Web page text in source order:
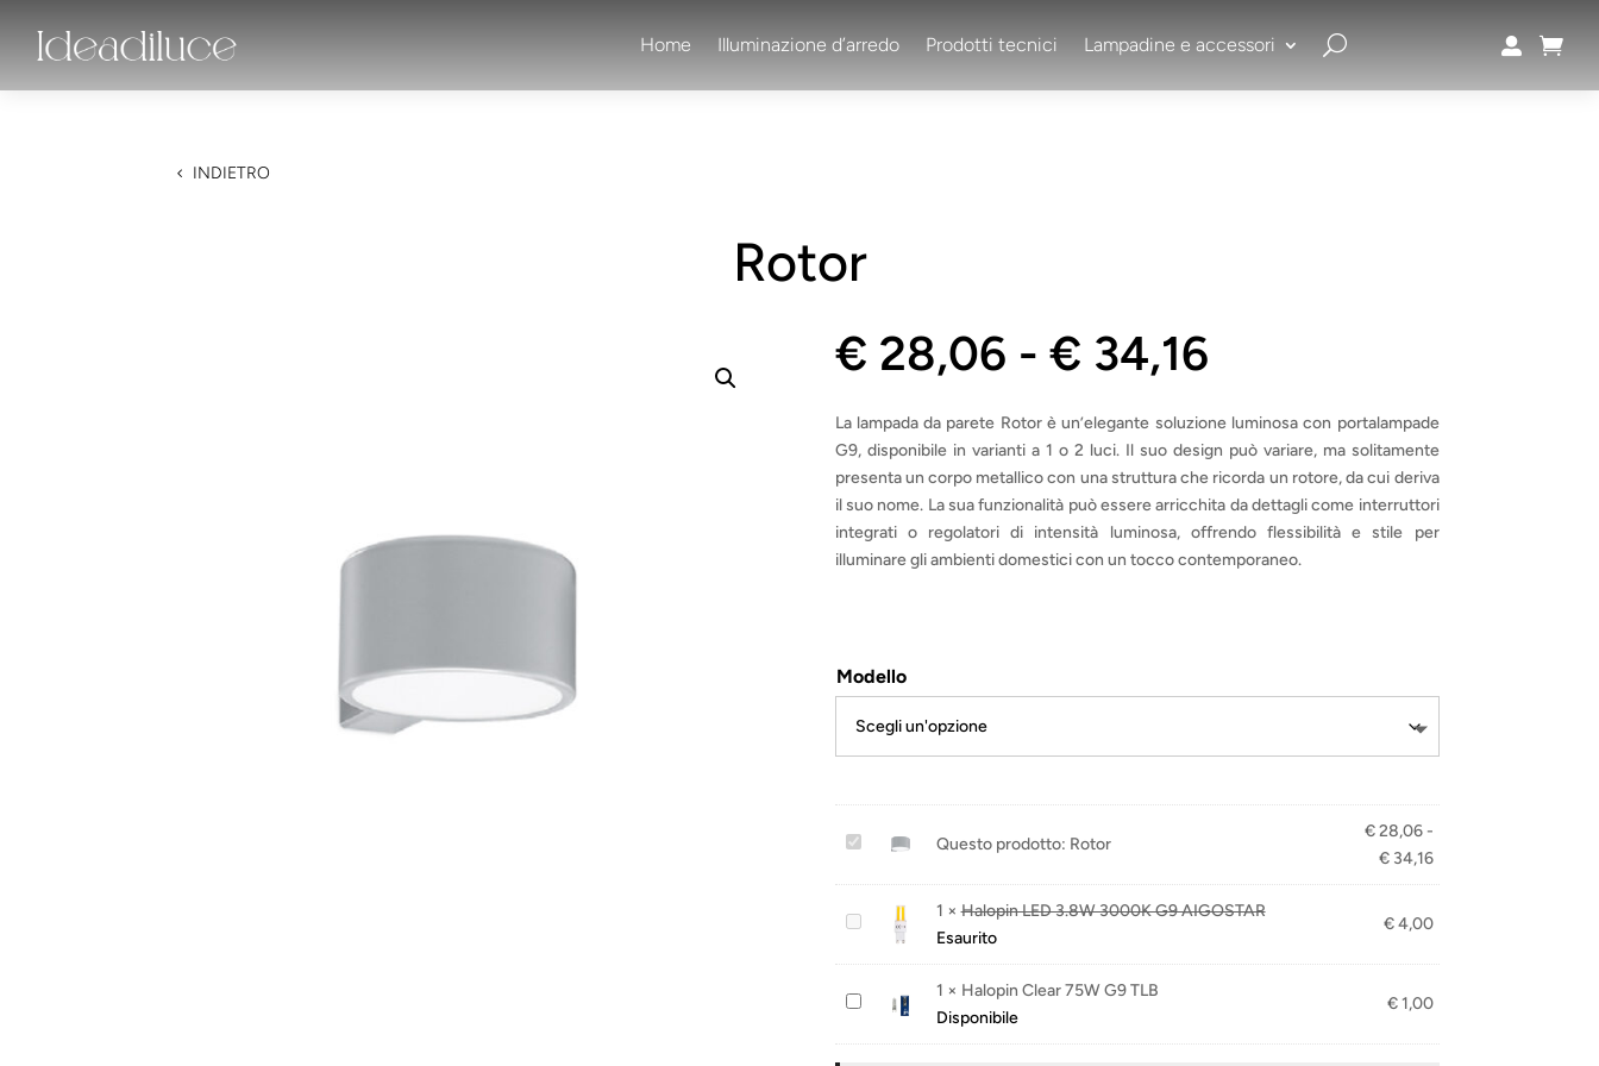
Home Illuminazione d’arredo Prodotti tecnici Lampadine e accessori  
INDIETRO
Rotor
€ 28,06 - € 34,16Fascia
di
prezzo:
da
€ 28,06
a
€ 34,16
La lampada da parete Rotor è un’elegante soluzione luminosa con portalampade
G9, disponibile in varianti a 1 o 2 luci. Il suo design può variare, ma solitamente
presenta un corpo metallico con una struttura che ricorda un rotore, da cui deriva
il suo nome. La sua funzionalità può essere arricchita da dettagli come interruttori
integrati o regolatori di intensità luminosa, offrendo flessibilità e stile per
illuminare gli ambienti domestici con un tocco contemporaneo.
Modello
R
o
Questo prodotto: Rotor
€28,06 -
€34,16Fascia
di
€ 28,06
a
H
o
1 ×Halopin LED 3.8W 3000K G9 AIGOSTAR
Esaurito
€4,00
H
1 × Halopin Clear 75W G9 TLB
Disponibile
€1,00